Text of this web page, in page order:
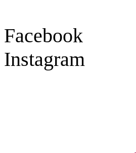
Facebook
Instagram